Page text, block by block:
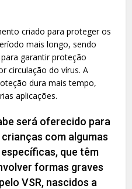
criado para proteger os
mais longo, sendo
garantir proteção
circulação do vírus. A
dura mais tempo,
aplicações.
será oferecido para
com algumas
que têm
formas graves
VSR, nascidos a